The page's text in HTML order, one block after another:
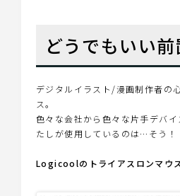
どうでもいい前
デジタルイラスト/漫画制作者の
ス。
色々な会社から色々な片手デバ
たしが使用しているのは…そう！
Logicoolのトライアスロンマウ